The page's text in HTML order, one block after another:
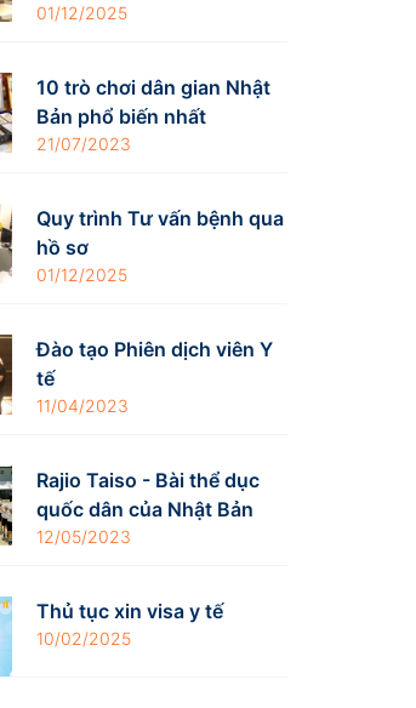
01/12/2025
10 trò chơi dân gian Nhật
Bản phổ biến nhất
21/07/2023
Quy trình Tư vấn bệnh qua
hồ sơ
01/12/2025
Đào tạo Phiên dịch viên Y
tế
11/04/2023
Rajio Taiso - Bài thể dục
quốc dân của Nhật Bản
12/05/2023
Thủ tục xin visa y tế
10/02/2025